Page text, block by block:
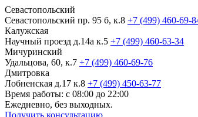
Севастопольский
Севастопольский пр. 95 б, к.8 +7 (499) 460-69-
Калужская
Научный проезд д.14а к.5 +7 (499) 460-63-34
Мичуринский
Удальцова, 60, к.7 +7 (499) 460-69-76
Дмитровка
Лобненская д.17 к.8 +7 (499) 450-63-77
Время работы: с 08:00 до 22:00
Ежедневно, без выходных.
Получить консультацию